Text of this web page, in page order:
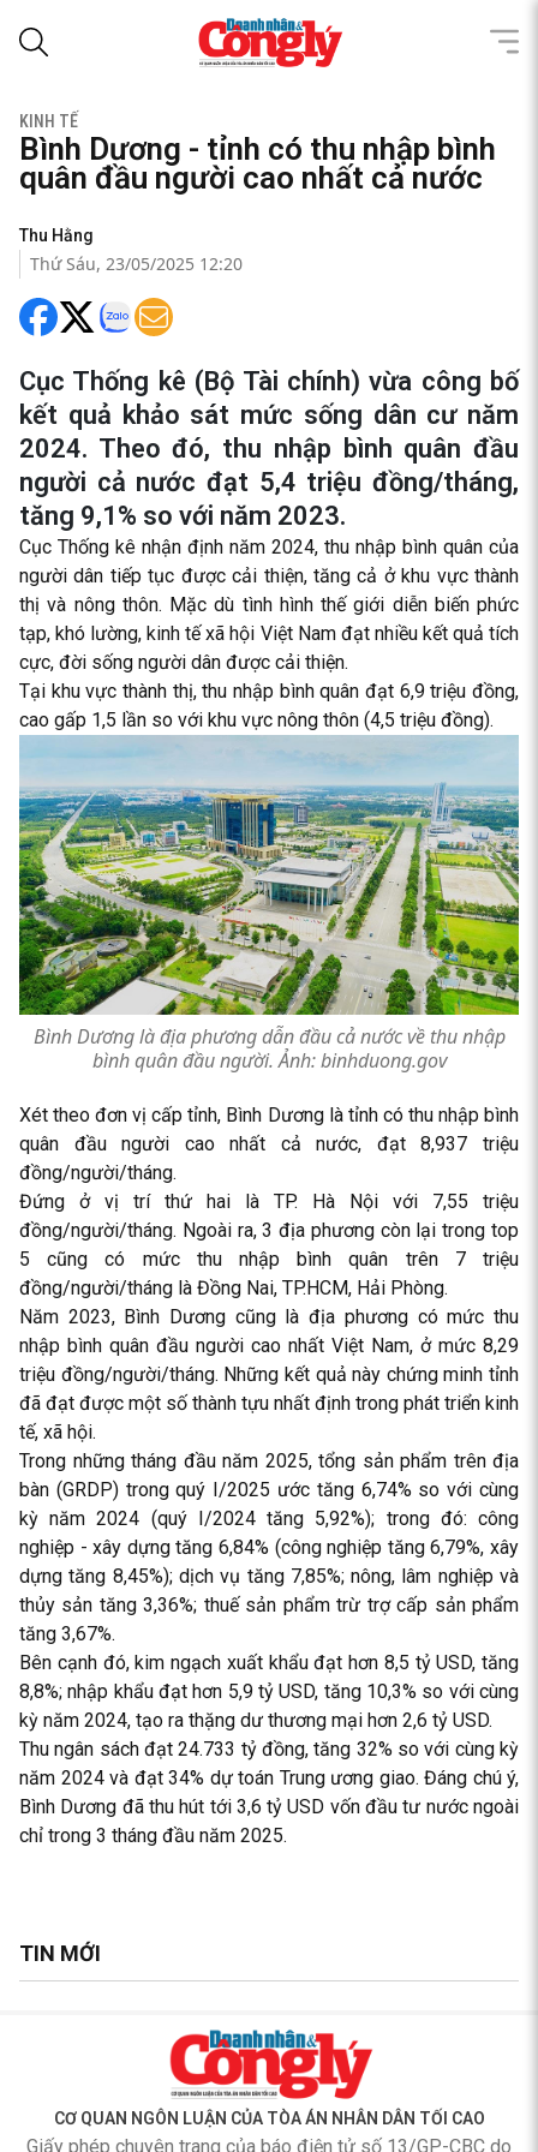
KINH TẾ
Bình Dương - tỉnh có thu nhập bình
quân đầu người cao nhất cả nước
Thu Hằng
Thứ Sáu, 23/05/2025 12:20
Cục Thống kê (Bộ Tài chính) vừa công bố
kết quả khảo sát mức sống dân cư năm
2024. Theo đó, thu nhập bình quân đầu
người cả nước đạt 5,4 triệu đồng/tháng,
tăng 9,1% so với năm 2023.
Cục Thống kê nhận định năm 2024, thu nhập bình quân của
người dân tiếp tục được cải thiện, tăng cả ở khu vực thành
thị và nông thôn. Mặc dù tình hình thế giới diễn biến phức
tạp, khó lường, kinh tế xã hội Việt Nam đạt nhiều kết quả tích
cực, đời sống người dân được cải thiện.
Tại khu vực thành thị, thu nhập bình quân đạt 6,9 triệu đồng,
cao gấp 1,5 lần so với khu vực nông thôn (4,5 triệu đồng).
Bình Dương là địa phương dẫn đầu cả nước về thu nhập
bình quân đầu người. Ảnh: binhduong.gov
Xét theo đơn vị cấp tỉnh, Bình Dương là tỉnh có thu nhập bình
quân đầu người cao nhất cả nước, đạt 8,937 triệu
đồng/người/tháng.
Đứng ở vị trí thứ hai là TP. Hà Nội với 7,55 triệu
đồng/người/tháng. Ngoài ra, 3 địa phương còn lại trong top
5 cũng có mức thu nhập bình quân trên 7 triệu
đồng/người/tháng là Đồng Nai, TP.HCM, Hải Phòng.
Năm 2023, Bình Dương cũng là địa phương có mức thu
nhập bình quân đầu người cao nhất Việt Nam, ở mức 8,29
triệu đồng/người/tháng. Những kết quả này chứng minh tỉnh
đã đạt được một số thành tựu nhất định trong phát triển kinh
tế, xã hội.
Trong những tháng đầu năm 2025, tổng sản phẩm trên địa
bàn (GRDP) trong quý I/2025 ước tăng 6,74% so với cùng
kỳ năm 2024 (quý I/2024 tăng 5,92%); trong đó: công
nghiệp - xây dựng tăng 6,84% (công nghiệp tăng 6,79%, xây
dựng tăng 8,45%); dịch vụ tăng 7,85%; nông, lâm nghiệp và
thủy sản tăng 3,36%; thuế sản phẩm trừ trợ cấp sản phẩm
tăng 3,67%.
Bên cạnh đó, kim ngạch xuất khẩu đạt hơn 8,5 tỷ USD, tăng
8,8%; nhập khẩu đạt hơn 5,9 tỷ USD, tăng 10,3% so với cùng
kỳ năm 2024, tạo ra thặng dư thương mại hơn 2,6 tỷ USD.
Thu ngân sách đạt 24.733 tỷ đồng, tăng 32% so với cùng kỳ
năm 2024 và đạt 34% dự toán Trung ương giao. Đáng chú ý,
Bình Dương đã thu hút tới 3,6 tỷ USD vốn đầu tư nước ngoài
chỉ trong 3 tháng đầu năm 2025.
TIN MỚI
CƠ QUAN NGÔN LUẬN CỦA TÒA ÁN NHÂN DÂN TỐI CAO
Giấy phép chuyên trang của báo điện tử số 13/GP-CBC do